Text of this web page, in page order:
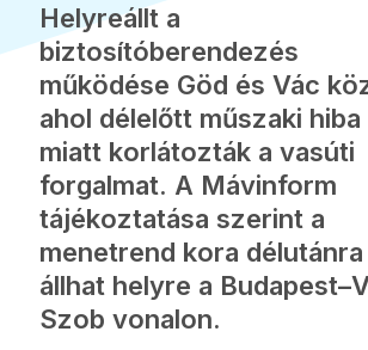
Helyreállt a
biztosítóberendezés
működése Göd és Vác
ahol délelőtt műszaki hiba
miatt korlátozták a vasúti
forgalmat. A Mávinform
tájékoztatása szerint a
menetrend kora délutánra
állhat helyre a
Szob vonalon.